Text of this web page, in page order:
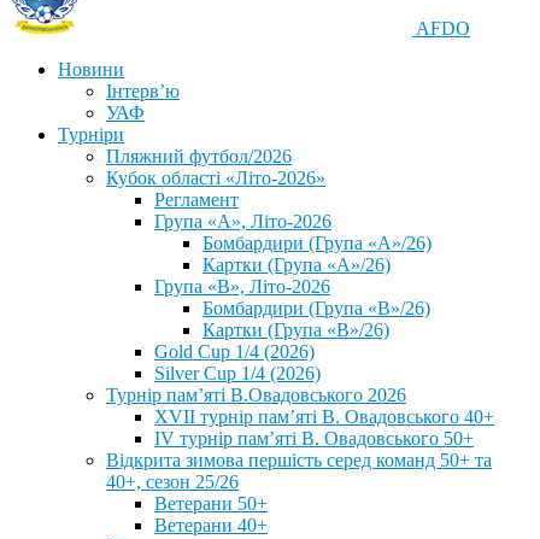
AFDO
Новини
Інтерв’ю
УАФ
Турніри
Пляжний футбол/2026
Кубок області «Літо-2026»
Регламент
Група «А», Літо-2026
Бомбардири (Група «А»/26)
Картки (Група «А»/26)
Група «В», Літо-2026
Бомбардири (Група «В»/26)
Картки (Група «В»/26)
Gold Cup 1/4 (2026)
Silver Cup 1/4 (2026)
Турнір пам’яті В.Овадовського 2026
XVII турнір пам’яті В. Овадовського 40+
IV турнір пам’яті В. Овадовського 50+
Відкрита зимова першість серед команд 50+ та
40+, сезон 25/26
Ветерани 50+
Ветерани 40+